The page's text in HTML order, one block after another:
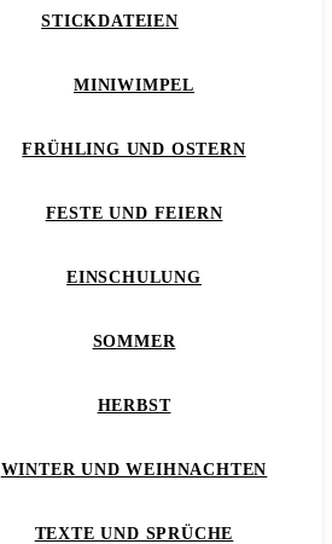
STICKDATEIEN
MINIWIMPEL
FRÜHLING UND OSTERN
FESTE UND FEIERN
EINSCHULUNG
SOMMER
HERBST
WINTER UND WEIHNACHTEN
TEXTE UND SPRÜCHE